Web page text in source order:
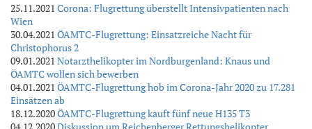
25.11.2021 Corona: Flugrettung überstellt Intensivpatienten nach
Wien
30.04.2021 ÖAMTC-Flugrettung: Einsatzreiche Nacht für
Christophorus 2
09.01.2021 Notarzthelikopter im Nordburgenland: Knaus und
ÖAMTC wollen sich bewerben
04.01.2021 ÖAMTC-Flugrettung hob im Corona-Jahr 2020 zu 17.281
Einsätzen ab
18.12.2020ÖAMTC-Flugrettung kauft fünf neue H135 T3